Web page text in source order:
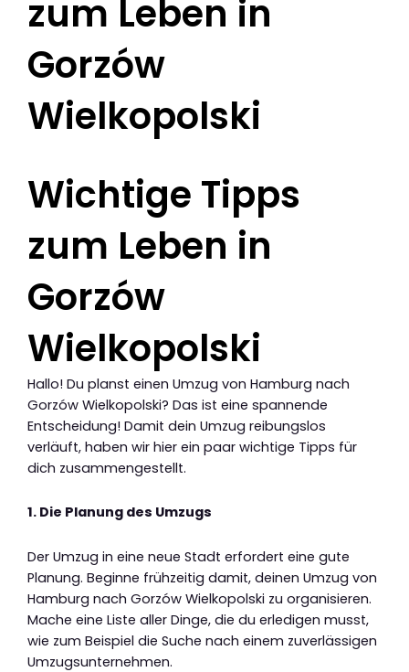
zum Leben in
Gorzów
Wielkopolski
Wichtige Tipps
zum Leben in
Gorzów
Wielkopolski
Hallo! Du planst einen Umzug von Hamburg nach
Gorzów Wielkopolski? Das ist eine spannende
Entscheidung! Damit dein Umzug reibungslos
verläuft, haben wir hier ein paar wichtige Tipps für
dich zusammengestellt.
1. Die Planung des Umzugs
Der Umzug in eine neue Stadt erfordert eine gute
Planung. Beginne frühzeitig damit, deinen Umzug von
Hamburg nach Gorzów Wielkopolski zu organisieren.
Mache eine Liste aller Dinge, die du erledigen musst,
wie zum Beispiel die Suche nach einem zuverlässigen
Umzugsunternehmen.